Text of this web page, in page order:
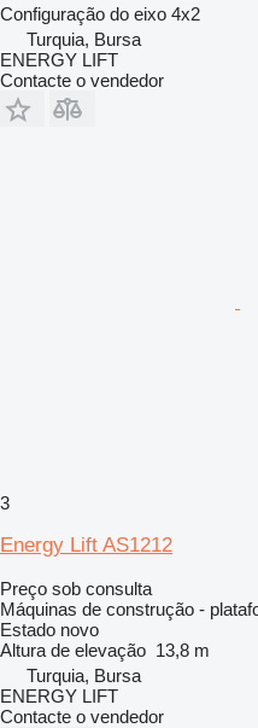
Configuração do eixo 4x2
Turquia, Bursa
ENERGY LIFT
Contacte o vendedor
3
Energy Lift AS1212
Preço sob consulta
Máquinas de construção -
Estado novo
Altura de elevação 13,8 m
Turquia, Bursa
ENERGY LIFT
Contacte o vendedor